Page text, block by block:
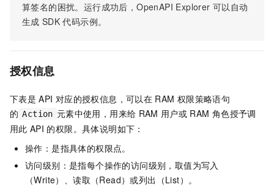
算签名的困扰。运行成功后，OpenAPI Explorer 可以自动
生成 SDK 代码示例。
授权信息
下表是 API 对应的授权信息，可以在 RAM 权限策略语句
的 Action 元素中使用，用来给 RAM 用户或 RAM 角色授予调
用此 API 的权限。具体说明如下：
操作：是指具体的权限点。
访问级别：是指每个操作的访问级别，取值为写入
（Write）、读取（Read）或列出（List）。